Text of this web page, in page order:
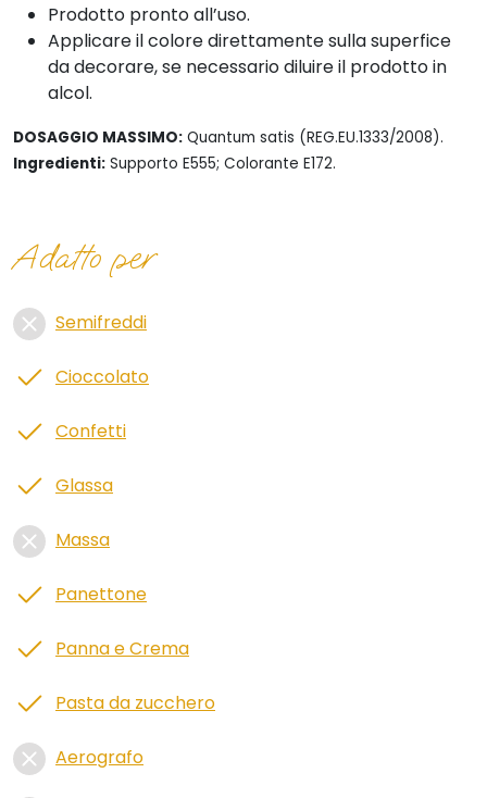
Prodotto pronto all’uso.
Applicare il colore direttamente sulla superfice
da decorare, se necessario diluire il prodotto in
alcol.
DOSAGGIO MASSIMO: Quantum satis (REG.EU.1333/2008).
Ingredienti: Supporto E555; Colorante E172.
Adatto per
Semifreddi
Cioccolato
Confetti
Glassa
Massa
Panettone
Panna e Crema
Pasta da zucchero
Aerografo